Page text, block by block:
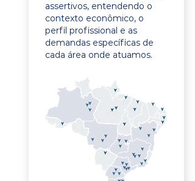
assertivos, entendendo o
contexto econômico, o
perfil profissional e as
demandas específicas de
cada área onde atuamos.